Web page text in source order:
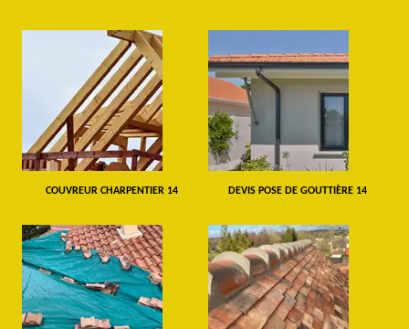
COUVREUR CHARPENTIER 14 DEVIS POSE DE GOUTTIÈRE 14